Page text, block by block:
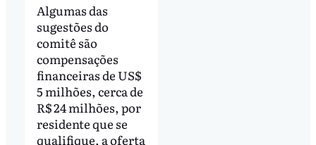
Algumas das
sugestões do
comitê são
compensações
financeiras de US$
5 milhões, cerca de
R$ 24 milhões, por
residente que se
qualifique, a oferta